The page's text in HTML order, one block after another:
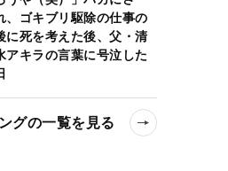
、ゴキブリ駆除の仕事の
に死を考えた後、父・清
アキラの言葉に号泣した
グの一覧を見る